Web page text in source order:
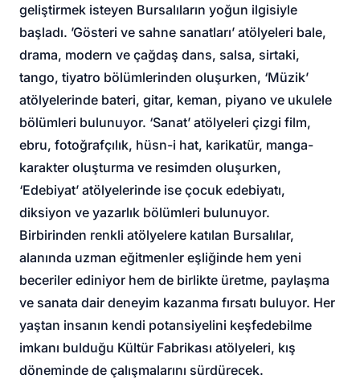
geliştirmek isteyen Bursalıların yoğun ilgisiyle
başladı. ’Gösteri ve sahne sanatları’ atölyeleri bale,
drama, modern ve çağdaş dans, salsa, sirtaki,
tango, tiyatro bölümlerinden oluşurken, ‘Müzik’
atölyelerinde bateri, gitar, keman, piyano ve ukulele
bölümleri bulunuyor. ‘Sanat’ atölyeleri çizgi film,
ebru, fotoğrafçılık, hüsn-i hat, karikatür, manga-
karakter oluşturma ve resimden oluşurken,
‘Edebiyat’ atölyelerinde ise çocuk edebiyatı,
diksiyon ve yazarlık bölümleri bulunuyor.
Birbirinden renkli atölyelere katılan Bursalılar,
alanında uzman eğitmenler eşliğinde hem yeni
beceriler ediniyor hem de birlikte üretme, paylaşma
ve sanata dair deneyim kazanma fırsatı buluyor. Her
yaştan insanın kendi potansiyelini keşfedebilme
imkanı bulduğu Kültür Fabrikası atölyeleri, kış
döneminde de çalışmalarını sürdürecek.